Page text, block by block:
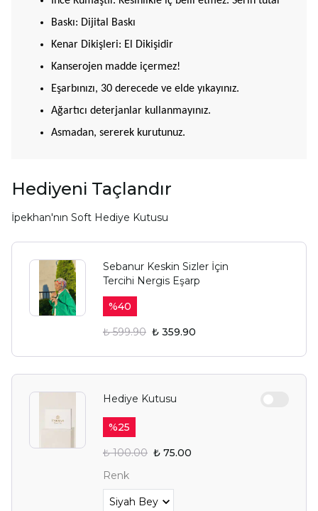
Baskı: Dijital Baskı
Kenar Dikişleri: El Dikişidir
Kanserojen madde içermez!
Eşarbınızı, 30 derecede ve elde yıkayınız.
Ağartıcı deterjanlar kullanmayınız.
Asmadan, sererek kurutunuz.
Hediyeni Taçlandır
İpekhan'nın Soft Hediye Kutusu
Sebanur Keskin Sizler İçin
Tercihi Nergis Eşarp
%40
₺ 599.90 ₺ 359.90
Hediye Kutusu
%25
₺ 100.00 ₺ 75.00
Renk